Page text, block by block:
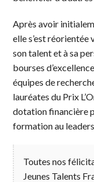
Après avoir
elle s’est
son talent et à sa
bourses
équipes de
lauréates du Prix
dotation financière
formation au
Toutes nos
Jeunes Talents